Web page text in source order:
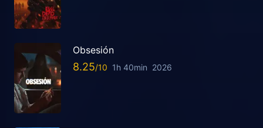
Obsesión
8.25 1h 40min 2026